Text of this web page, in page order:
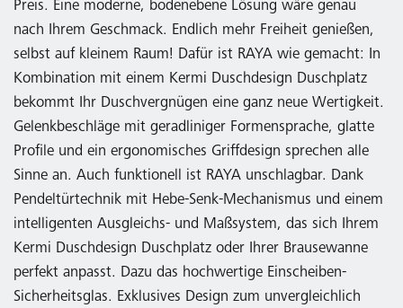
Preis. Eine moderne, bodenebene Lösung wäre genau
nach Ihrem Geschmack. Endlich mehr Freiheit genießen,
selbst auf kleinem Raum! Dafür ist RAYA wie gemacht: In
Kombination mit einem Kermi Duschdesign Duschplatz
bekommt Ihr Duschvergnügen eine ganz neue Wertigkeit.
Gelenkbeschläge mit geradliniger Formensprache, glatte
Profile und ein ergonomisches Griffdesign sprechen alle
Sinne an. Auch funktionell ist RAYA unschlagbar. Dank
Pendeltürtechnik mit Hebe-Senk-Mechanismus und einem
intelligenten Ausgleichs- und Maßsystem, das sich Ihrem
Kermi Duschdesign Duschplatz oder Ihrer Brausewanne
perfekt anpasst. Dazu das hochwertige Einscheiben-
Sicherheitsglas. Exklusives Design zum unvergleichlich